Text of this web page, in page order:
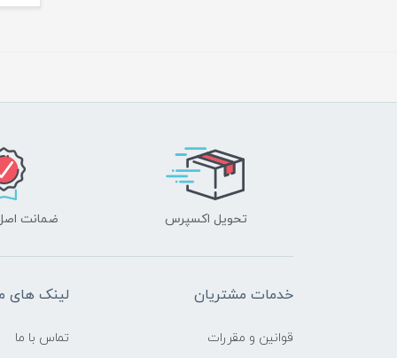
تحویل اکسپرس ضمانت
خدمات مشتریان
قوانین و مقررات
لینک های
تماس با ما